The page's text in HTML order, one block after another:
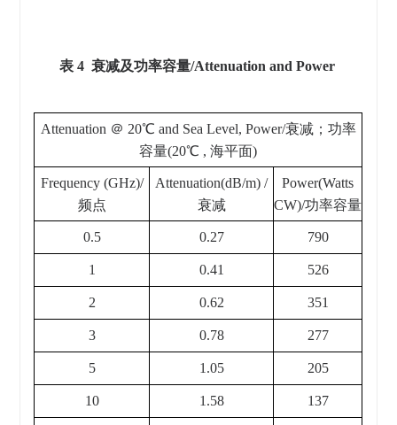
表 4 衰减及功率容量/Attenuation and Power
Attenuation ＠ 20℃ and Sea Level, Power/衰减；功率
容量(20℃ , 海平面)
Frequency (GHz)/
频点
Attenuation(dB/m) /
衰减
Power(Watts
CW)/功率容量
0.5 0.27 790
1 0.41 526
2 0.62 351
3 0.78 277
5 1.05 205
10 1.58 137